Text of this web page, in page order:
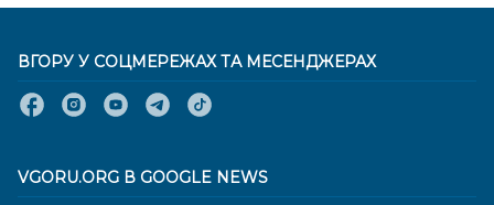
ВГОРУ У СОЦМЕРЕЖАХ ТА МЕСЕНДЖЕРАХ
VGORU.ORG В GOOGLE NEWS